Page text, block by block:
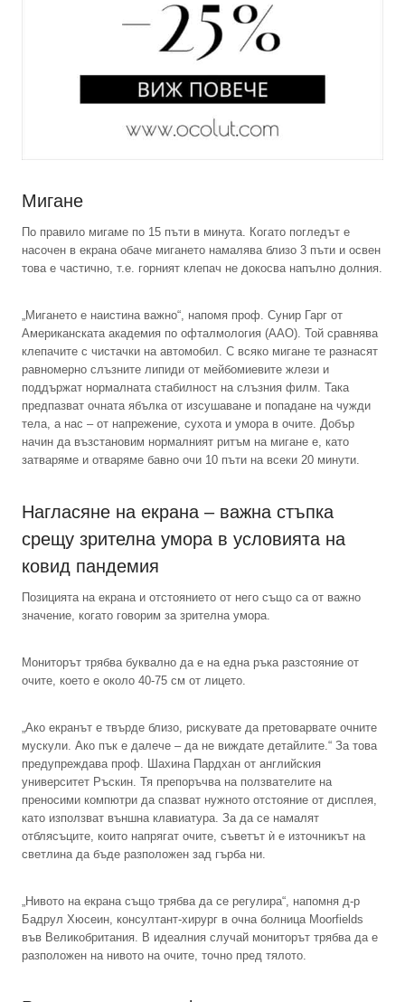
Мигане
По правило мигаме по 15 пъти в минута. Когато погледът е
насочен в екрана обаче мигането намалява близо 3 пъти и освен
това е частично, т.е. горният клепач не докосва напълно долния.
„Мигането е наистина важно“, напомя проф. Сунир Гарг от
Американската академия по офталмология (AAO). Той сравнява
клепачите с чистачки на автомобил. С всяко мигане те разнасят
равномерно слъзните липиди от мейбомиевите жлези и
поддържат нормалната стабилност на слъзния филм. Така
предпазват очната ябълка от изсушаване и попадане на чужди
тела, а нас – от напрежение, сухота и умора в очите. Добър
начин да възстановим нормалният ритъм на мигане е, като
затваряме и отваряме бавно очи 10 пъти на всеки 20 минути.
Нагласяне на екрана – важна стъпка
срещу зрителна умора в условията на
ковид пандемия
Позицията на екрана и отстоянието от него също са от важно
значение, когато говорим за зрителна умора.
Мониторът трябва буквално да е на една ръка разстояние от
очите, което е около 40-75 см от лицето.
„Ако екранът е твърде близо, рискувате да претоварвате очните
мускули. Ако пък е далече – да не виждате детайлите.“ За това
предупреждава проф. Шахина Пардхан от английския
университет Ръскин. Тя препоръчва на ползвателите на
преносими компютри да спазват нужното отстояние от дисплея,
като използват външна клавиатура. За да се намалят
отблясъците, които напрягат очите, съветът ѝ е източникът на
светлина да бъде разположен зад гърба ни.
„Нивото на екрана също трябва да се регулира“, напомня д-р
Бадрул Хюсеин, консултант-хирург в очна болница Moorfields
във Великобритания. В идеалния случай мониторът трябва да е
разположен на нивото на очите, точно пред тялото.